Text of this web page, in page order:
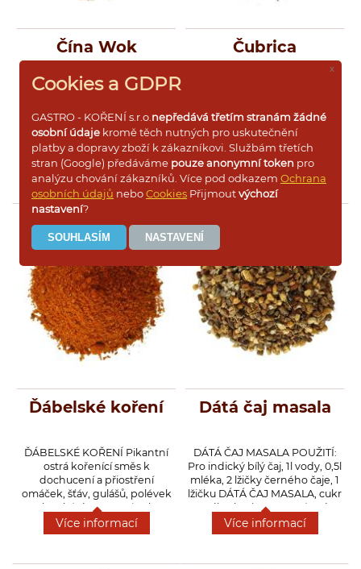
Čína Wok
ČÍNA WOKTypická čínská
pokrmů z masa a zeleniny.
Více informací
Čubrica
která je vhodná především do
mletých mas, dušené a
zapečené zelenině, luštěnin,
na vařený brambor, do slaných
pomazánek a sýrů, polévek
(čorba) a typických
balkánských rožněných a
kebab, džuveč atd.)
Více informací
Ďábelské koření
ĎÁBELSKÉ KOŘENÍ Pikantní
ostrá kořenící směs k
dochucení a přiostření
omáček, šťáv, gulášů, polévek
ale také do pomazánek,
masových směsí a mletých
mas, minutek, ale i na rožněné
s česnekem.
Více informací
Dátá čaj masala
DÁTÁ ČAJ MASALA POUŽITÍ:
Pro indický bílý čaj, 1l vody, 0,5l
mléka, 2 lžičky černého čaje, 1
lžičku DÁTÁ ČAJ MASALA, cukr
podle chuti. Do vroucí vody
přidáme postupně DÁTÁ ČAJ
MASALA, černý čaj a pokud
1min., pak přidáme mléko a
Více informací
x
Cookies a GDPR
GASTRO - KOŘENÍ s.r.o. nepředává třetím stranám žádné
osobní údaje kromě těch nutných pro uskutečnění
platby a dopravy zboží k zákazníkovi. Službám třetích
stran (Google) předáváme pouze anonymní token pro
analýzu chování zákazníků. Více pod odkazem Ochrana
osobních údajů neboCookies Přijmoutvýchozí
nastavení?